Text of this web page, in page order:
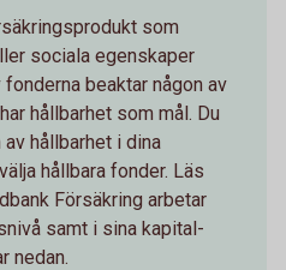
som
sociala egenskaper
beaktar någon av
hållbarhet som mål. Du
hållbarhet i dina
hållbara fonder. Läs
Försäkring arbetar
samt i sina kapital-
nedan.